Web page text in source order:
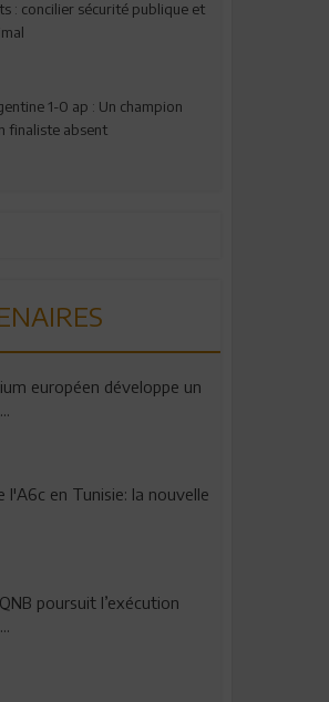
: concilier sécurité publique et
1-0 ap : Un champion
finaliste absent
européen développe un
l'A6c en Tunisie: la nouvelle
poursuit l’exécution